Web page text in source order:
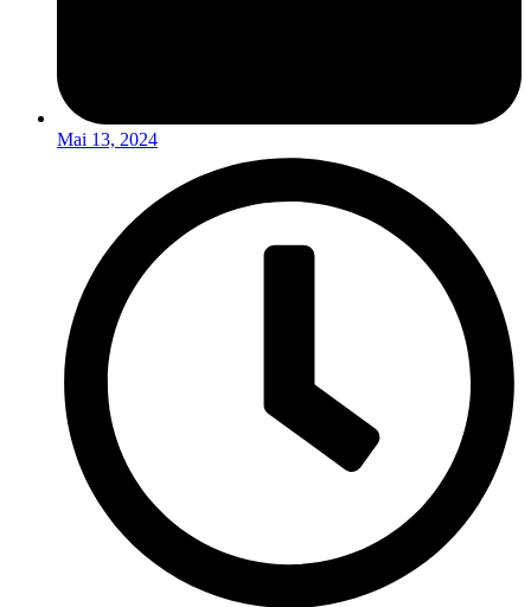
Mai 13, 2024